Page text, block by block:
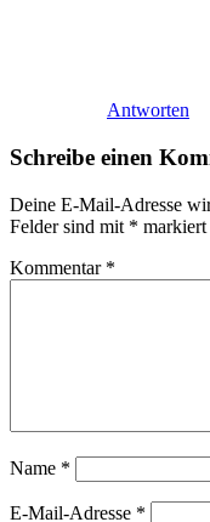
Antworten
Schreibe einen
Deine E-Mail-Adresse
Felder sind mit * markiert
Kommentar *
Name *
E-Mail-Adresse *